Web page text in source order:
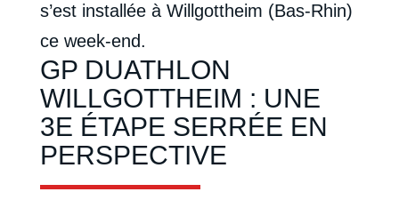
s’est installée à Willgottheim (Bas-Rhin)
ce week-end.
GP DUATHLON
WILLGOTTHEIM : UNE
3E ÉTAPE SERRÉE EN
PERSPECTIVE